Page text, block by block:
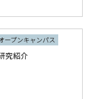
ープンキャンパス
究紹介